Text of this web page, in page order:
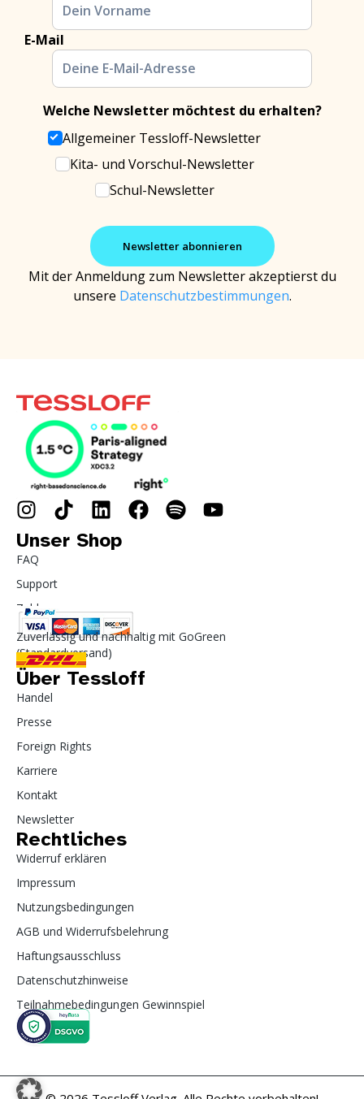
E-Mail
Welche Newsletter möchtest du erhalten?
Allgemeiner Tessloff-Newsletter
Kita- und Vorschul-Newsletter
Schul-Newsletter
Mit der Anmeldung zum Newsletter akzeptierst du
unsere Datenschutzbestimmungen.
Unser Shop
FAQ
Support
Zahlung
Zuverlässig und nachhaltig mit GoGreen
(Standardversand)
Über Tessloff
Handel
Presse
Foreign Rights
Karriere
Kontakt
Newsletter
Rechtliches
Widerruf erklären
Impressum
Nutzungsbedingungen
AGB und Widerrufsbelehrung
Haftungsausschluss
Datenschutzhinweise
Teilnahmebedingungen Gewinnspiel